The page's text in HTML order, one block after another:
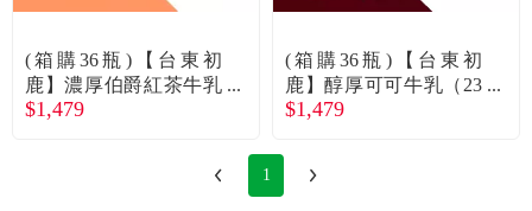
常見問題
折價券、紅利說明
(箱購36瓶)【台東初
鹿】濃厚伯爵紅茶牛乳
（235mlx18瓶/2箱）廠
$1,479
(箱購36瓶)【台東初
鹿】醇厚可可牛乳（23
5mlx18瓶/2箱）廠商直
$1,479
1